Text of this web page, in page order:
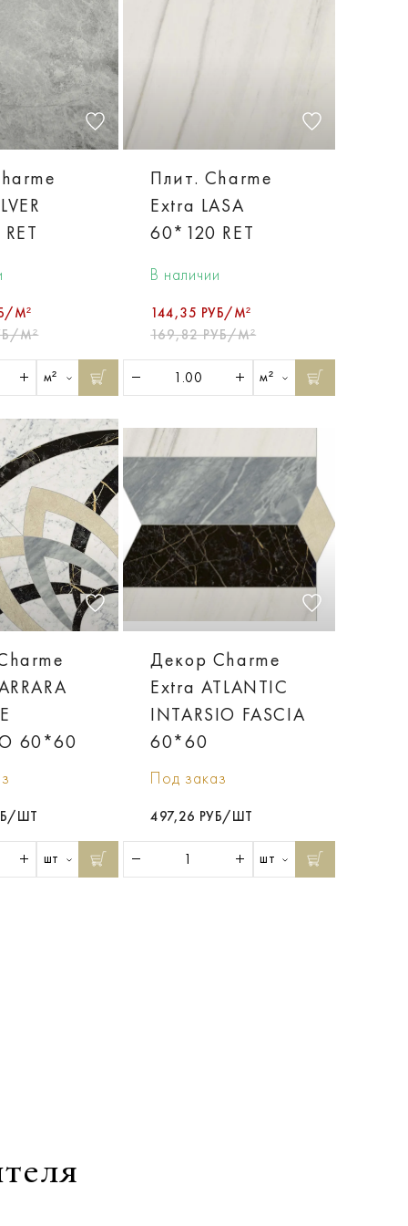
М²
М²
м²
Плит. Charme
Extra LASA
60*120 RET
В наличии
144,35 РУБ/М²
169,82 РУБ/М²
м²
60*60
ШТ
шт
Декор Charme
Extra ATLANTIC
INTARSIO FASCIA
60*60
Под заказ
497,26 РУБ/ШТ
шт